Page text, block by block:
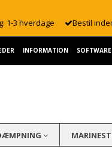
1-3 hverdage Bestil
INFORMATION SOFTWARE